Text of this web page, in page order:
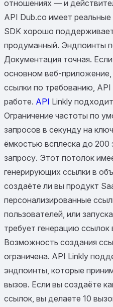
отношениях — и
API Dub.co имеет
SDK хорошо
продуманный. Эндпоинты
Документация точная.
основном веб-
ссылки по требованию,
работе. API Linkly
Ограничение частоты по
запросов в секунду на
ёмкостью всплеска до 200
запросу. Этот потолок
генерирующих ссылки в
создаёте ли вы продукт
персонализированные
пользователей, или
требует генерацию
Возможность создания
ограничена. API Linkly
эндпоинты, которые
вызов. Если вы создаёте
ссылок, вы делаете 10